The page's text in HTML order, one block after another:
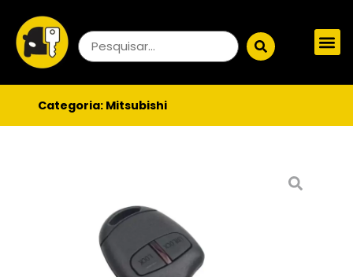
Categoria: Mitsubishi